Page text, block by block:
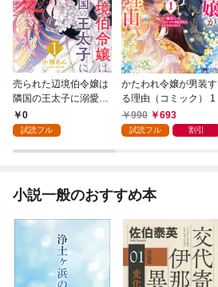
売られた辺境伯令嬢は
隣国の王太子に溺愛さ
れる 1
0
試読フル
かたわれ令嬢が男装す
る理由（コミック） 1
990
693
試読フル 割引
小説一般のおすすめ本